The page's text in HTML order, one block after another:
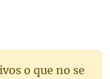
o que no se